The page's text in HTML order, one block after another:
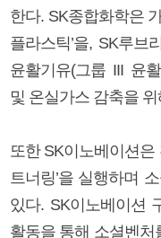
한다. SK종합화학은
플라스틱’을, SK루브
윤활기유(그룹 III 윤
및 온실가스 감축을
또한 SK이노베이션은
트너링’을 실행하며
있다. SK이노베이션
활동을 통해 소셜벤